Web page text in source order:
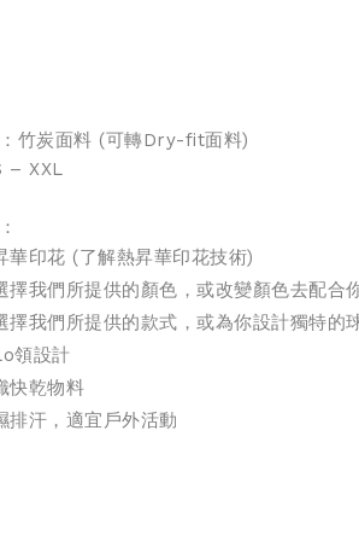
竹炭面料 (可轉Dry-fit面料)
– XXL
華印花 (了解熱昇華印花技術)
擇我們所提供的顏色，或改變顏色去配合
擇我們所提供的款式，或為你設計獨特的
領設計
快乾物料
排汗，適宜戶外活動